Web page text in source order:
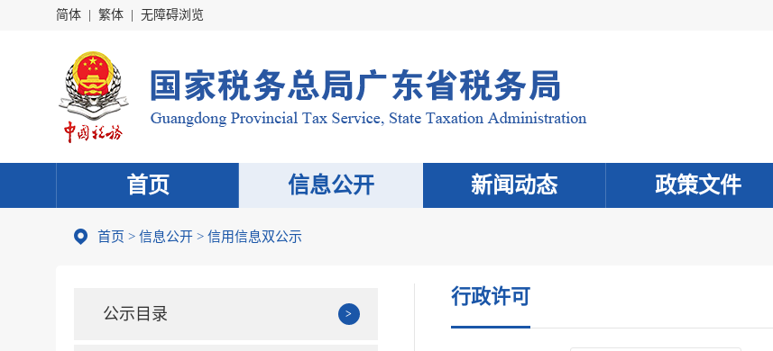
简体 繁体 无障碍浏览
首页 信息公开 新闻动态 政策文件
首页 > 信息公开 > 信用信息双公示
公示目录
行政许可